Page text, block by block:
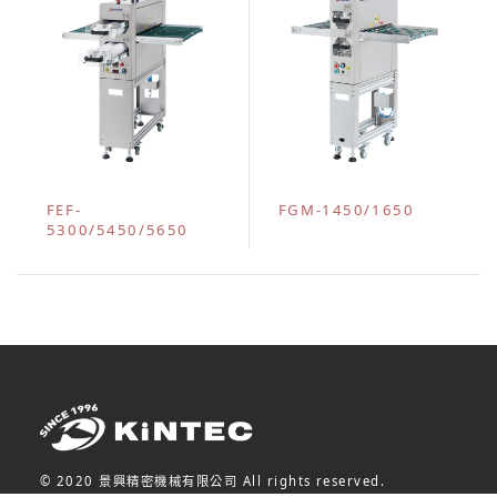
FEF-
5300/5450/5650
FGM-1450/1650
© 2020 景興精密機械有限公司 All rights reserved.